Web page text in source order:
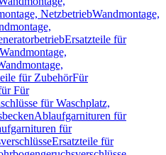
NetzbetriebWandmontage,
Ersatzteile für
Wandmontage,
für ZubehörFür
Für
für Waschplatz,
Ablaufgarnituren für
für
Ersatzteile für